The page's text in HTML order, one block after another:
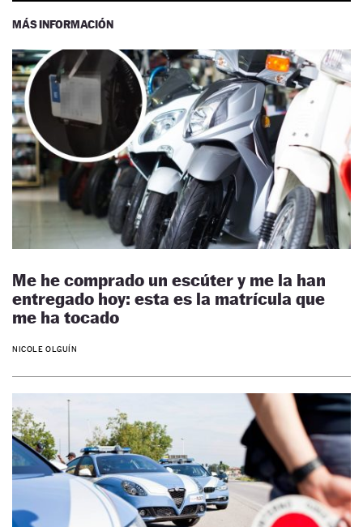
MÁS INFORMACIÓN
Me he comprado un escúter y me la han
entregado hoy: esta es la matrícula que
me ha tocado
NICOLE OLGUÍN